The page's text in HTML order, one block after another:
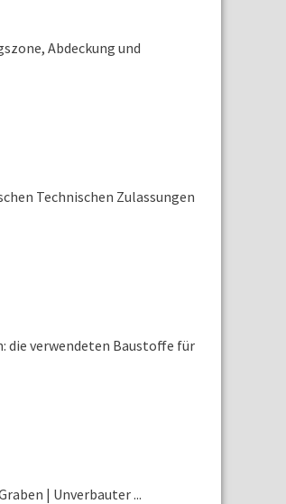
Abdeckung und
Technischen Zulassungen
die verwendeten Baustoffe für
| Unverbauter ...